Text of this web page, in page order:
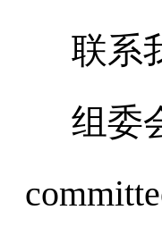
联系
组委